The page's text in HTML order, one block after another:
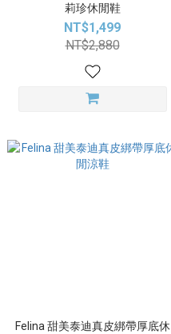
莉珍休閒鞋
NT$1,499
NT$2,880
Felina 甜美泰迪真皮綁帶厚底休